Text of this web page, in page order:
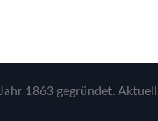
1863 gegründet.